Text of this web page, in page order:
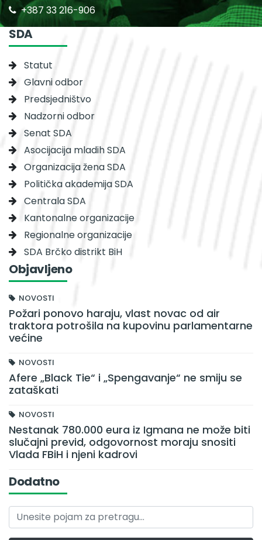
+387 33 216-906
SDA
Statut
Glavni odbor
Predsjedništvo
Nadzorni odbor
Senat SDA
Asocijacija mladih SDA
Organizacija žena SDA
Politička akademija SDA
Centrala SDA
Kantonalne organizacije
Regionalne organizacije
SDA Brčko distrikt BiH
Objavljeno
NOVOSTI
Požari ponovo haraju, vlast novac od air
traktora potrošila na kupovinu parlamentarne
većine
NOVOSTI
Afere „Black Tie“ i „Spengavanje“ ne smiju se
zataškati
NOVOSTI
Nestanak 780.000 eura iz Igmana ne može biti
slučajni previd, odgovornost moraju snositi
Vlada FBiH i njeni kadrovi
Dodatno